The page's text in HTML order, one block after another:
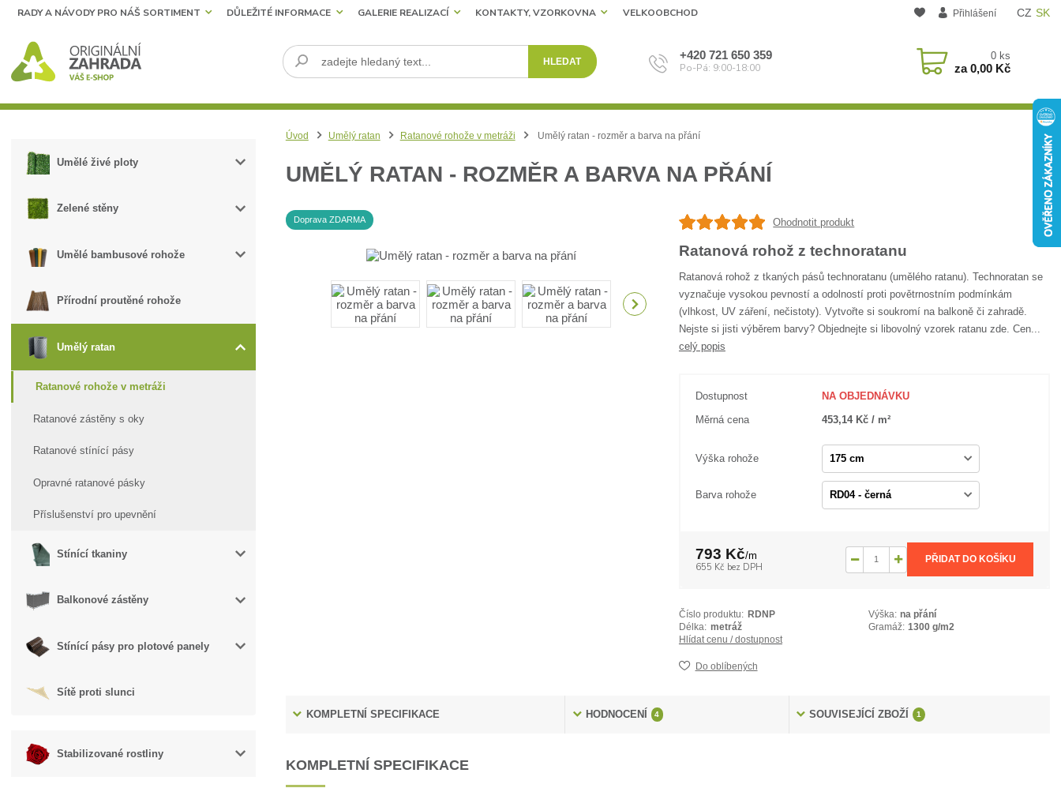
CZ SK
RADY A NÁVODY PRO NÁŠ SORTIMENT DŮLEŽITÉ INFORMACE GALERIE REALIZACÍ KONTAKTY, VZORKOVNA VELKOOBCHOD Přihlášení
HLEDAT +420 721 650 359
Po-Pá: 9:00-18:00
0 ks
za0,00 Kč
Umělé živé ploty
Zelené stěny
Umělé bambusové rohože
Přírodní proutěné rohože
Umělý ratan
Ratanové rohože v metráži
Ratanové zástěny s oky
Ratanové stínící pásy
Opravné ratanové pásky
Příslušenství pro upevnění
Stínící tkaniny
Balkonové zástěny
Stínící pásy pro plotové panely
Sítě proti slunci
Stabilizované rostliny
Úvod Umělý ratan Ratanové rohože v metráži Umělý ratan - rozměr a barva na přání
UMĚLÝ RATAN - ROZMĚR A BARVA NA PŘÁNÍ
Doprava ZDARMA Ohodnotit produkt
Ratanová rohož z technoratanu
Ratanová rohož z tkaných pásů technoratanu (umělého ratanu). Technoratan se
vyznačuje vysokou pevností a odolností proti povětrnostním podmínkám
(vlhkost, UV záření, nečistoty). Vytvořte si soukromí na balkoně či zahradě.
Nejste si jisti výběrem barvy? Objednejte si libovolný vzorek ratanu zde. Cen...
celý popis
Dostupnost NA OBJEDNÁVKU
Měrná cena 453,14 Kč / m²
Výška rohože
Barva rohože
793 Kč/m
655 Kč bez DPH
PŘIDAT DO KOŠÍKU
Číslo produktu: RDNP Výška: na přání
Délka: metráž Gramáž: 1300 g/m2
Hlídat cenu / dostupnost
Do oblíbených
KOMPLETNÍ SPECIFIKACE HODNOCENÍ 4 SOUVISEJÍCÍ ZBOŽÍ 1
KOMPLETNÍ SPECIFIKACE